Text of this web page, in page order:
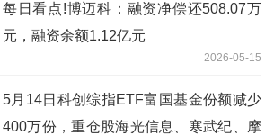
每日看点!博迈科：融资净偿还508.07万
元，融资余额1.12亿元
2026-05-15
5月14日科创综指ETF富国基金份额减少
400万份，重仓股海光信息、寒武纪、摩